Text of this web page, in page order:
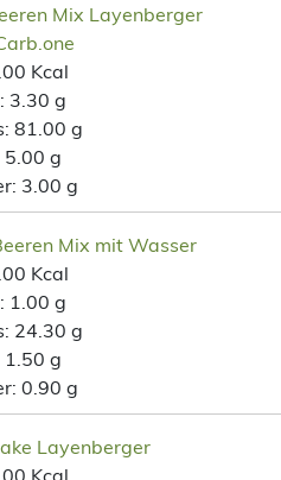
Mix Layenberger
Kcal
3.30 g
81.00 g
5.00 g
3.00 g
Mix mit Wasser
Kcal
1.00 g
24.30 g
1.50 g
0.90 g
Layenberger
Kcal